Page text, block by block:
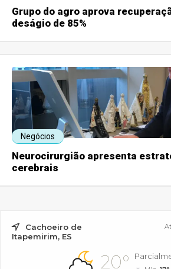
Grupo do agro aprova
deságio de 85%
Negócios
Neurocirurgião apresenta
cerebrais
Cachoeiro de
Itapemirim, ES
20°